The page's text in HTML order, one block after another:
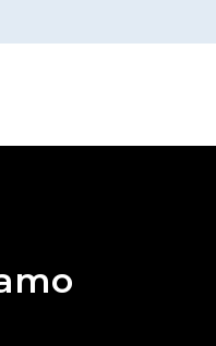
le traduzioni